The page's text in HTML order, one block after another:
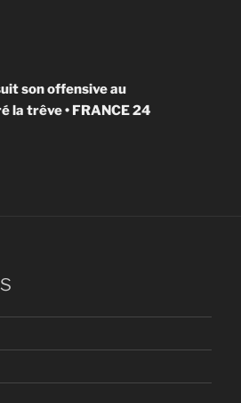
son offensive au
la trêve • FRANCE 24